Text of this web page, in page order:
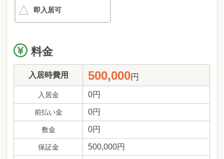
即入居可
料金
入居時費用 500,000円
入居金 0円
前払い金 0円
敷金 0円
保証金 500,000円